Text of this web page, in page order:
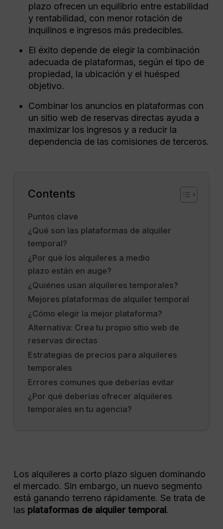
plazo ofrecen un equilibrio entre estabilidad
y rentabilidad, con menor rotación de
inquilinos e ingresos más predecibles.
El éxito depende de elegir la combinación
adecuada de plataformas, según el tipo de
propiedad, la ubicación y el huésped
objetivo.
Combinar los anuncios en plataformas con
un sitio web de reservas directas ayuda a
maximizar los ingresos y a reducir la
dependencia de las comisiones de terceros.
Contents
Puntos clave
¿Qué son las plataformas de alquiler
temporal?
¿Por qué los alquileres a medio
plazo están en auge?
¿Quiénes usan alquileres temporales?
Mejores plataformas de alquiler temporal
¿Cómo elegir la mejor plataforma?
Alternativa: Crea tu propio sitio web de
reservas directas
Estrategias de precios para alquileres
temporales
Errores comunes que deberías evitar
¿Por qué deberías ofrecer alquileres
temporales en tu agencia?
Los alquileres a corto plazo siguen dominando
el mercado. Sin embargo, un nuevo segmento
está ganando terreno rápidamente. Se trata de
las plataformas de alquiler temporal .